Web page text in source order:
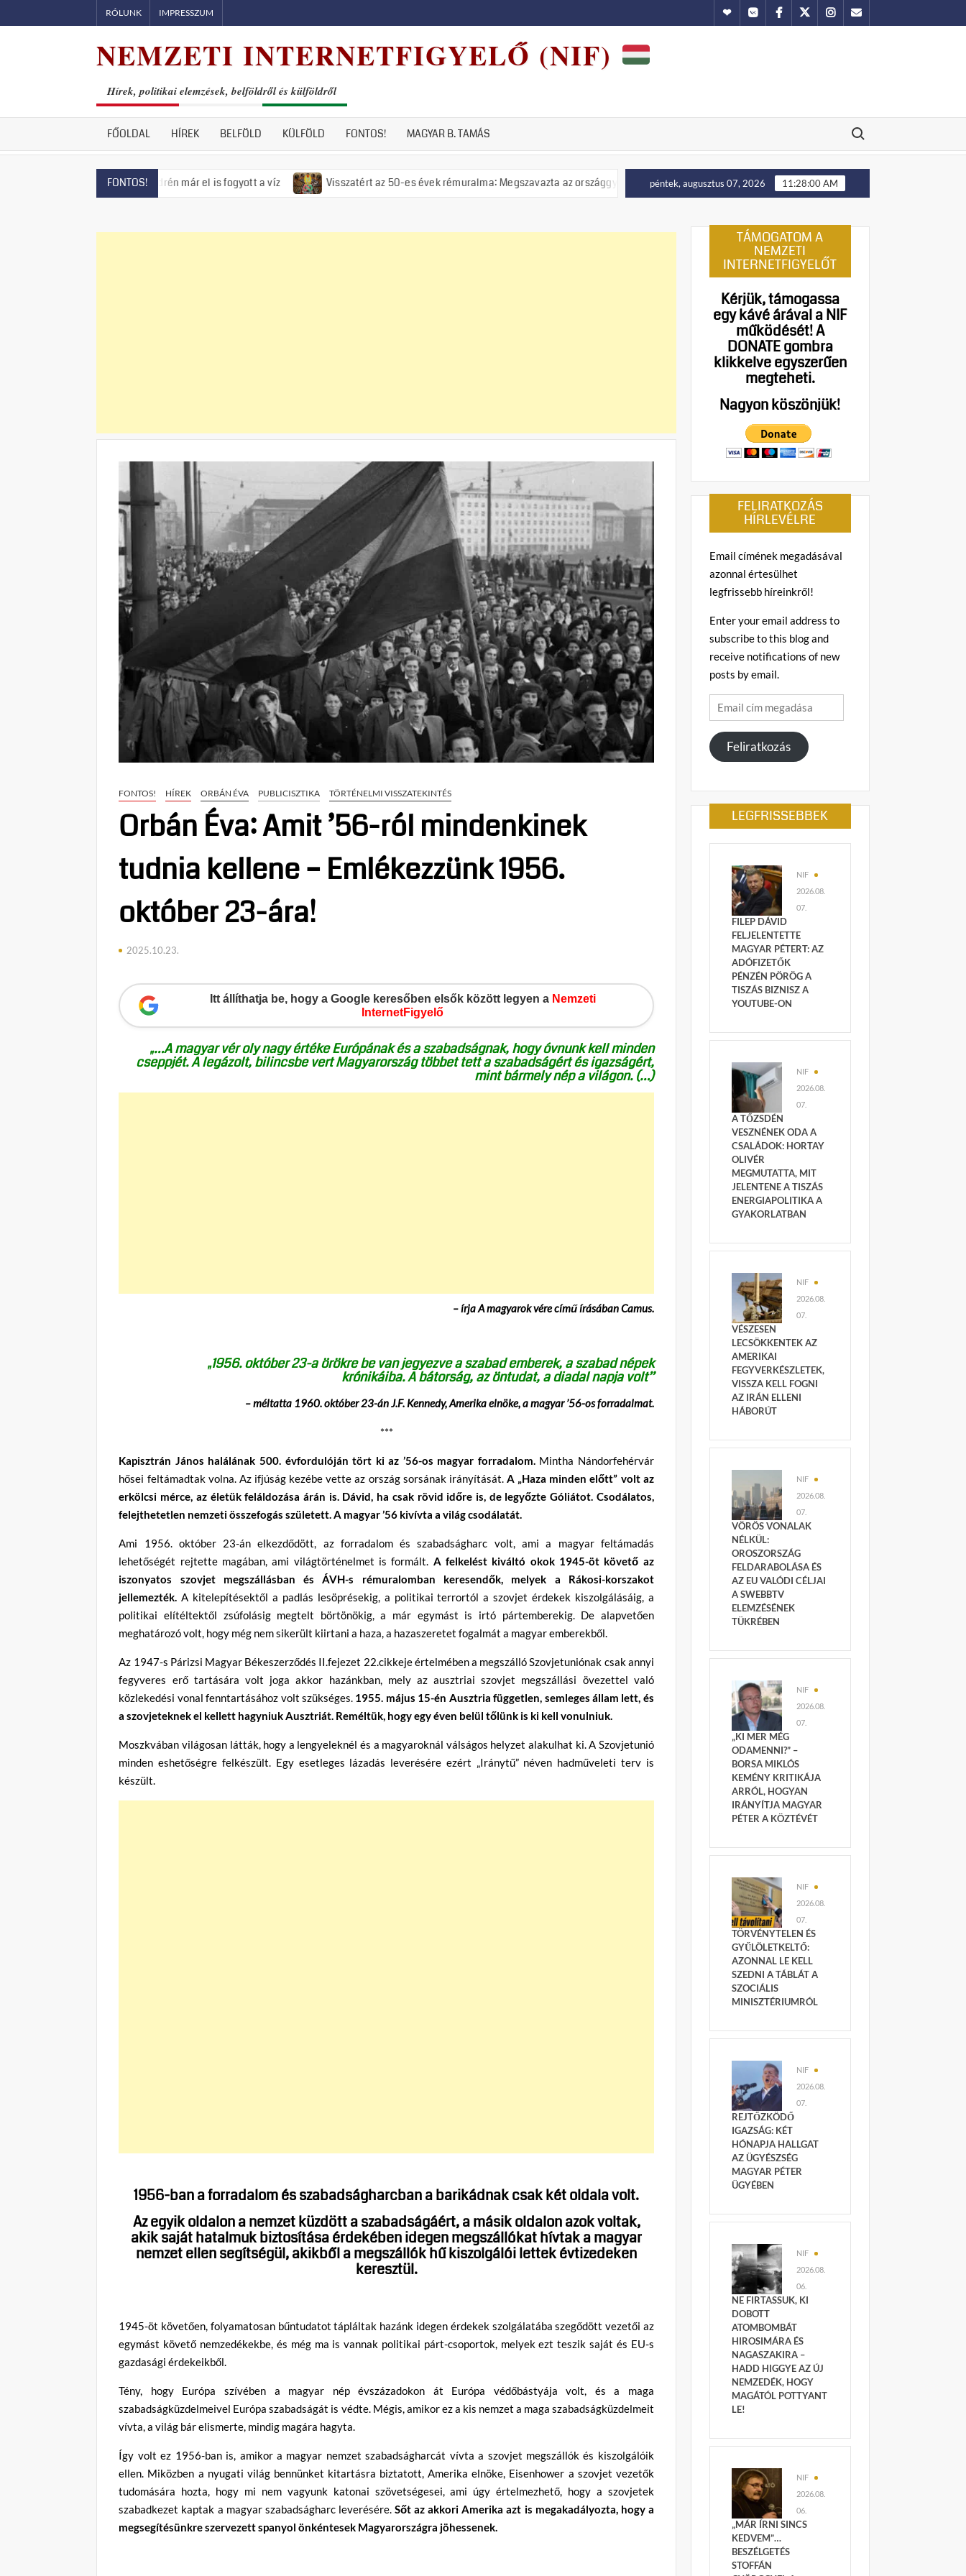
to
RÓLUNK IMPRESSZUM HundubVkontakte
Facebook
TwitterInstagram
Email
NEMZETI INTERNETFIGYELŐ (NIF)
Hírek, politikai elemzések, belföldről és külföldről
FŐOLDAL HÍREK BELFÖLD KÜLFÖLD FONTOS! MAGYAR B. TAMÁS
Search for:
FONTOS!
Szentendrén már el is fogyott a víz Visszatért az 50-es évek rémuralma: Megszavazta az országgyűlés a tiszás ÁVH felállítását! Putyin: Ukrajna nyugati területei előbb-utóbb
péntek, augusztus 07, 2026 11:28:01 AM
FONTOS! HÍREK ORBÁN ÉVA PUBLICISZTIKA TÖRTÉNELMI VISSZATEKINTÉS
Orbán Éva: Amit ’56-ról mindenkinek
tudnia kellene – Emlékezzünk 1956.
október 23-ára!
2025.10.23.
Itt állíthatja be, hogy a Google keresőben elsők között legyen a Nemzeti
InternetFigyelő
„…A magyar vér oly nagy értéke Európának és a szabadságnak, hogy óvnunk kell minden
cseppjét. A legázolt, bilincsbe vert Magyarország többet tett a szabadságért és igazságért,
mint bármely nép a világon. (…)
– írja A magyarok vére című írásában Camus.
„1956. október 23-a örökre be van jegyezve a szabad emberek, a szabad népek
krónikáiba. A bátorság, az öntudat, a diadal napja volt”
– méltatta 1960. október 23-án J.F. Kennedy, Amerika elnöke, a magyar ’56-os forradalmat.
***
Kapisztrán János halálának 500. évfordulóján tört ki az ’56-os magyar forradalom. Mintha Nándorfehérvár
hősei feltámadtak volna. Az ifjúság kezébe vette az ország sorsának irányítását. A „Haza minden előtt” volt az
erkölcsi mérce, az életük feláldozása árán is. Dávid, ha csak rövid időre is, de legyőzte Góliátot. Csodálatos,
felejthetetlen nemzeti összefogás született. A magyar ’56 kivívta a világ csodálatát.
Ami 1956. október 23-án elkezdődött, az forradalom és szabadságharc volt, ami a magyar feltámadás
lehetőségét rejtette magában, ami világtörténelmet is formált. A felkelést kiváltó okok 1945-öt követő az
iszonyatos szovjet megszállásban és ÁVH-s rémuralomban keresendők, melyek a Rákosi-korszakot
jellemezték. A kitelepítésektől a padlás lesöprésekig, a politikai terrortól a szovjet érdekek kiszolgálásáig, a
politikai elítéltektől zsúfolásig megtelt börtönökig, a már egymást is irtó pártemberekig. De alapvetően
meghatározó volt, hogy még nem sikerült kiirtani a haza, a hazaszeretet fogalmát a magyar emberekből.
Az 1947-s Párizsi Magyar Békeszerződés II.fejezet 22.cikkeje értelmében a megszálló Szovjetuniónak csak annyi
fegyveres erő tartására volt joga akkor hazánkban, mely az ausztriai szovjet megszállási övezettel való
közlekedési vonal fenntartásához volt szükséges. 1955. május 15-én Ausztria független, semleges állam lett, és
a szovjeteknek el kellett hagyniuk Ausztriát. Reméltük, hogy egy éven belül tőlünk is ki kell vonulniuk.
Moszkvában világosan látták, hogy a lengyeleknél és a magyaroknál válságos helyzet alakulhat ki. A Szovjetunió
minden eshetőségre felkészült. Egy esetleges lázadás leverésére ezért „Iránytű” néven hadműveleti terv is
készült.
1956-ban a forradalom és szabadságharcban a barikádnak csak két oldala volt.
Az egyik oldalon a nemzet küzdött a szabadságáért, a másik oldalon azok voltak,
akik saját hatalmuk biztosítása érdekében idegen megszállókat hívtak a magyar
nemzet ellen segítségül, akikből a megszállók hű kiszolgálói lettek évtizedeken
keresztül.
1945-öt követően, folyamatosan bűntudatot tápláltak hazánk idegen érdekek szolgálatába szegődött vezetői az
egymást követő nemzedékekbe, és még ma is vannak politikai párt-csoportok, melyek ezt teszik saját és EU-s
gazdasági érdekeikből.
Tény, hogy Európa szívében a magyar nép évszázadokon át Európa védőbástyája volt, és a maga
szabadságküzdelmeivel Európa szabadságát is védte. Mégis, amikor ez a kis nemzet a maga szabadságküzdelmeit
vívta, a világ bár elismerte, mindig magára hagyta.
Így volt ez 1956-ban is, amikor a magyar nemzet szabadságharcát vívta a szovjet megszállók és kiszolgálóik
ellen. Miközben a nyugati világ bennünket kitartásra biztatott, Amerika elnöke, Eisenhower a szovjet vezetők
tudomására hozta, hogy mi nem vagyunk katonai szövetségesei, ami úgy értelmezhető, hogy a szovjetek
szabadkezet kaptak a magyar szabadságharc leverésére. Sőt az akkori Amerika azt is megakadályozta, hogy a
megsegítésünkre szervezett spanyol önkéntesek Magyarországra jöhessenek.
TÁMOGATOM A
NEMZETI
INTERNETFIGYELŐT
Kérjük, támogassa
egy kávé árával a NIF
működését!A
DONATE gombra
klikkelve egyszerűen
megteheti.
Nagyon köszönjük!
FELIRATKOZÁS
HÍRLEVÉLRE
Email címének megadásával
azonnal értesülhet
legfrissebb híreinkről!
Enter your email address to
subscribe to this blog and
receive notifications of new
posts by email.
Email
cím
megadása
Feliratkozás
LEGFRISSEBBEK
NIF
2026.08.
07.
FILEP DÁVID
FELJELENTETTE
MAGYAR PÉTERT: AZ
ADÓFIZETŐK
PÉNZÉN PÖRÖG A
TISZÁS BIZNISZ A
YOUTUBE-ON
NIF
2026.08.
07.
A TŐZSDÉN
VESZNÉNEK ODA A
CSALÁDOK: HORTAY
OLIVÉR
MEGMUTATTA, MIT
JELENTENE A TISZÁS
ENERGIAPOLITIKA A
GYAKORLATBAN
NIF
2026.08.
07.
VÉSZESEN
LECSÖKKENTEK AZ
AMERIKAI
FEGYVERKÉSZLETEK,
VISSZA KELL FOGNI
AZ IRÁN ELLENI
HÁBORÚT
NIF
2026.08.
07.
VÖRÖS VONALAK
NÉLKÜL:
OROSZORSZÁG
FELDARABOLÁSA ÉS
AZ EU VALÓDI CÉLJAI
A SWEBBTV
ELEMZÉSÉNEK
TÜKRÉBEN
NIF
2026.08.
07.
„KI MER MÉG
ODAMENNI?” –
BORSA MIKLÓS
KEMÉNY KRITIKÁJA
ARRÓL, HOGYAN
IRÁNYÍTJA MAGYAR
PÉTER A KÖZTÉVÉT
NIF
2026.08.
07.
TÖRVÉNYTELEN ÉS
GYŰLÖLETKELTŐ:
AZONNAL LE KELL
SZEDNI A TÁBLÁT A
SZOCIÁLIS
MINISZTÉRIUMRÓL
NIF
2026.08.
07.
REJTŐZKÖDŐ
IGAZSÁG: KÉT
HÓNAPJA HALLGAT
AZ ÜGYÉSZSÉG
MAGYAR PÉTER
ÜGYÉBEN
NIF
2026.08.
06.
NE FIRTASSUK, KI
DOBOTT
ATOMBOMBÁT
HIROSIMÁRA ÉS
NAGASZAKIRA –
HADD HIGGYE AZ ÚJ
NEMZEDÉK, HOGY
MAGÁTÓL POTTYANT
LE!
NIF
2026.08.
06.
„MÁR ÍRNI SINCS
KEDVEM”…
BESZÉLGETÉS
STOFFÁN